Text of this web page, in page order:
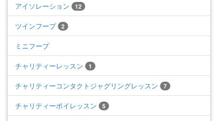
アイソレーション 12
ツインフープ 2
ミニフープ
チャリティーレッスン 1
チャリティーコンタクトジャグリングレッスン 7
チャリティーポイレッスン 5